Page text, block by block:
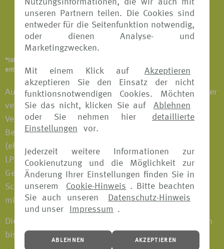
Nutzungsinformationen, die wir auch mit
unseren Partnern teilen. Die Cookies sind
entweder für die Seitenfunktion notwendig,
oder dienen Analyse- und
Marketingzwecken.
Mit einem Klick auf
Akzeptieren
akzeptieren Sie den Einsatz der nicht
funktionsnotwendigen Cookies. Möchten
Sie das nicht, klicken Sie auf
Ablehnen
oder Sie nehmen hier
detaillierte
Einstellungen
vor.
Jederzeit weitere Informationen zur
Cookienutzung und die Möglichkeit zur
Änderung Ihrer Einstellungen finden Sie in
unserem
Cookie-Hinweis . Bitte beachten
Sie auch unseren
Datenschutz-Hinweis
und unser
Impressum .
ABLEHNEN AKZEPTIEREN
Arbeitsplatzwechsel, Kurzarbeit, Verlust des
Arbeitsplatzes
Wiederholung von Prüfungen, Nichtversetzung
*Ist abhängig vom Versicherungsangebot und Versicherer. Details
entnehmen Sie bitte den jeweiligen Versicherungsbedingungen.
Auch unerwartete Situationen, die bei Angehörigen der
versicherten Personen eintreten, sind in die
Versicherung mit einbezogen. Angehörige sind zum
Beispiel Ehepartner, Kinder, Eltern, Lebensgefährten
(eheähnliche Gemeinschaft), Lebenspartner (gem.
LPartG), Stiefeltern/ Stiefkinder, Großeltern, Enkel,
Geschwister, Schwiegereltern, Schwiegerkinder,
Schwager, Schwägerin, sowie Personen, die nicht
mitreisende Angehörige während der Reise betreuen.
Die Versicherungen können bei fast allen Versicherern
bis 30 Tage vor Antritt der Reise gebucht werden.